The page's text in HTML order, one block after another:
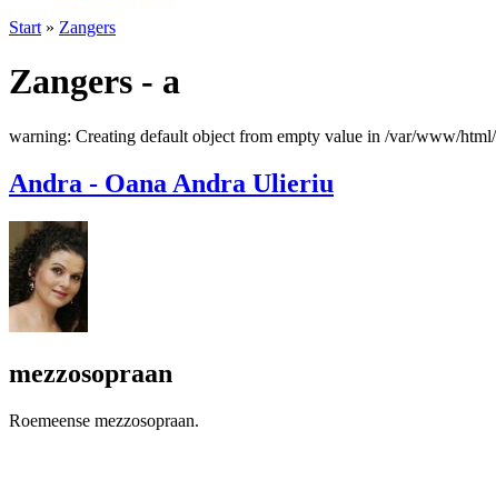
Start » Zangers
Zangers - a
warning: Creating default object from empty value in /var/www/
Andra - Oana Andra Ulieriu
mezzosopraan
Roemeense mezzosopraan.